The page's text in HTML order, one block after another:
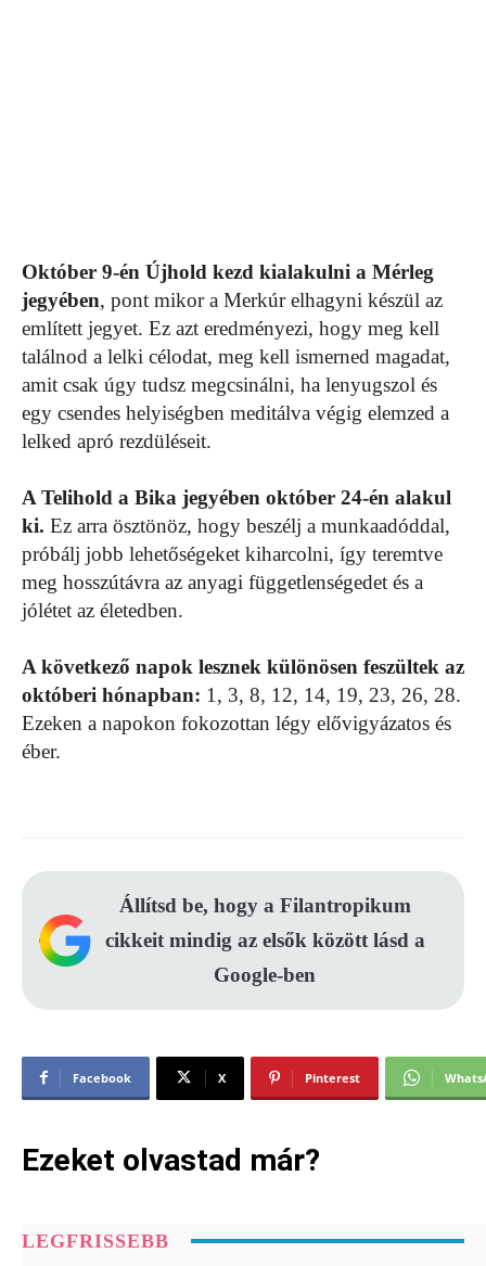
Október 9-én Újhold kezd kialakulni a Mérleg
jegyében, pont mikor a Merkúr elhagyni készül az
említett jegyet. Ez azt eredményezi, hogy meg kell
találnod a lelki célodat, meg kell ismerned magadat,
amit csak úgy tudsz megcsinálni, ha lenyugszol és
egy csendes helyiségben meditálva végig elemzed a
lelked apró rezdüléseit.
A Telihold a Bika jegyében október 24-én alakul
ki. Ez arra ösztönöz, hogy beszélj a munkaadóddal,
próbálj jobb lehetőségeket kiharcolni, így teremtve
meg hosszútávra az anyagi függetlenségedet és a
jólétet az életedben.
A következő napok lesznek különösen feszültek az
októberi hónapban: 1, 3, 8, 12, 14, 19, 23, 26, 28.
Ezeken a napokon fokozottan légy elővigyázatos és
éber.
Állítsd be, hogy a Filantropikum
cikkeit mindig az elsők között lásd a
Google-ben
Facebook X Pinterest
Ezeket olvastad már?
LEGFRISSEBB